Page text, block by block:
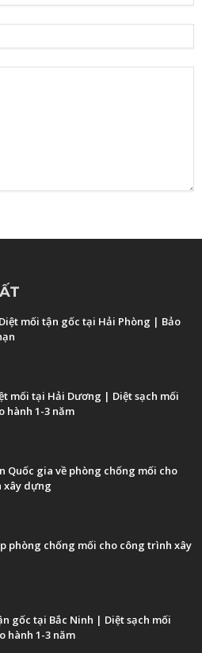
mối tận gốc tại Hải Phòng | Bảo
mối tại Hải Dương | Diệt sạch mối
hành 1-3 năm
Quốc gia về phòng chống mối cho
xây dựng
phòng chống mối cho công trình xây
gốc tại Bắc Ninh | Diệt sạch mối
hành 1-3 năm